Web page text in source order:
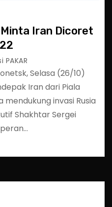
Iran Dicoret
PAKAR
Selasa (26/10)
Iran dari Piala
mendukung invasi Rusia
Shakhtar Sergei